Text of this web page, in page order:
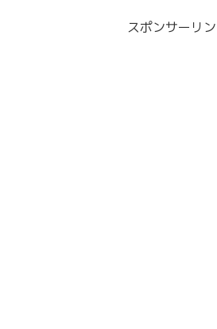
スポンサーリ